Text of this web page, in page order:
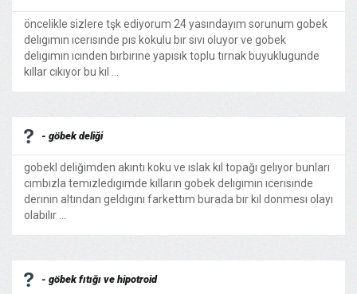
öncelikle sizlere tşk ediyorum 24 yasındayım sorunum gobek
delıgımın ıcerısınde pıs kokulu bır sıvı oluyor ve gobek
delıgımın ıcınden bırbırıne yapısık toplu tırnak buyuklugunde
kıllar cıkıyor bu kıl ...
- göbek deliği
gobekl deliğimden akıntı koku ve ıslak kıl topağı gelıyor bunları
cımbızla temızledıgımde kılların gobek delıgımın ıcerısınde
derının altından geldıgını farkettım burada bır kıl donmesı olayı
olabılır ...
- göbek fıtığı ve hipotroid